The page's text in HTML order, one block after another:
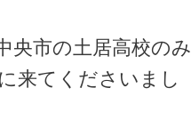
央市の土居高校のみ
来てくださいまし